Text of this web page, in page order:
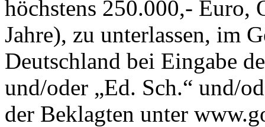
höchstens 250.000,- Euro,
Jahre), zu unterlassen, im
Deutschland bei Eingabe
und/oder „Ed. Sch.“ und/
der Beklagten unter